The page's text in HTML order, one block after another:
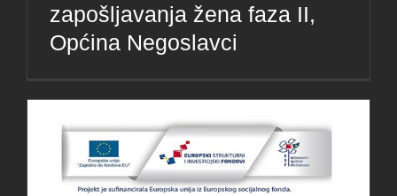
zapošljavanja žena faza II,
Općina Negoslavci